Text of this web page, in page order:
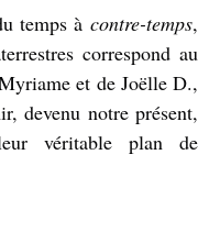
temps à contre-temps,
correspond au
et de Joëlle D.,
devenu notre présent,
véritable plan de